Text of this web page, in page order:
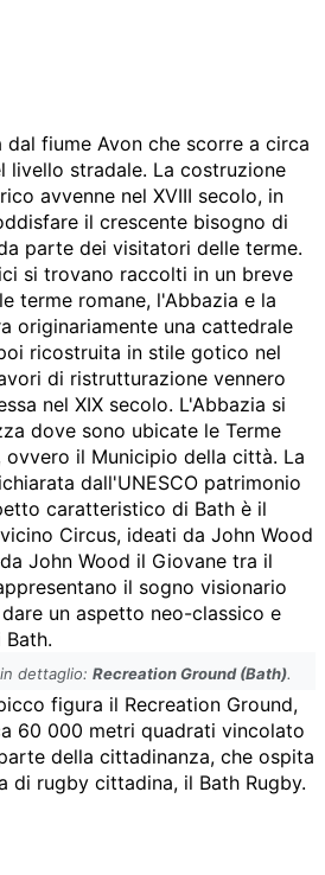
fiume Avon che scorre a circa
livello stradale. La costruzione
avvenne nel XVIII secolo, in
il crescente bisogno di
parte dei visitatori delle terme.
si trovano raccolti in un breve
terme romane, l'Abbazia e la
originariamente una cattedrale
ricostruita in stile gotico nel
di ristrutturazione vennero
nel XIX secolo. L'Abbazia si
dove sono ubicate le Terme
ovvero il Municipio della città. La
dall'UNESCO patrimonio
caratteristico di Bath è il
Circus, ideati da John Wood
John Wood il Giovane tra il
il sogno visionario
un aspetto neo-classico e
dettaglio: Recreation Ground (Bath).
figura il Recreation Ground,
60 000 metri quadrati vincolato
della cittadinanza, che ospita
di rugby cittadina, il Bath Rugby.